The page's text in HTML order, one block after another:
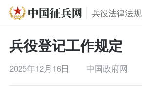
兵役法律法规
兵役登记工作规定
2025年12月16日 中国政府网